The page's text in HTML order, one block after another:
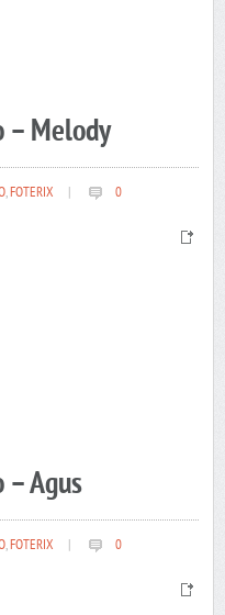
– Melody
,FOTERIX 0
– Agus
,FOTERIX 0